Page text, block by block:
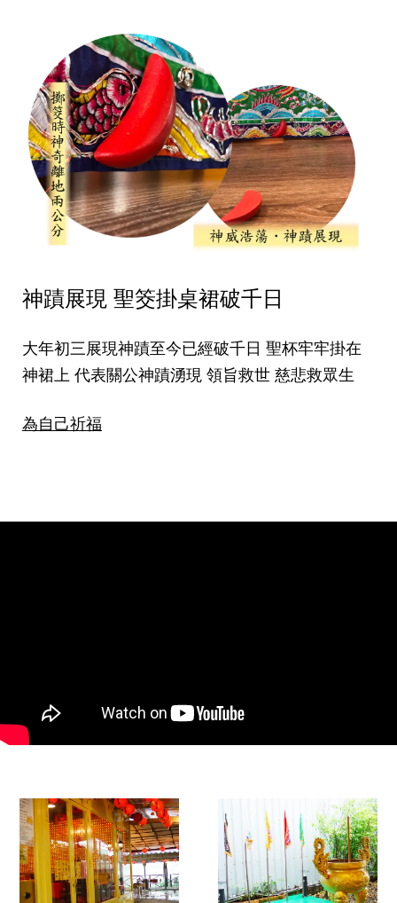
神蹟展現 聖筊掛桌裙破千日
大年初三展現神蹟至今已經破千日 聖杯牢牢掛在
神裙上 代表關公神蹟湧現 領旨救世 慈悲救眾生
為自己祈福